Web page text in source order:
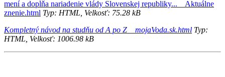
mení a dopĺňa nariadenie vlády Slovenskej republiky... _ Aktuálne
znenie.html Typ: HTML, Velkosť: 75.28 kB
Kompletný návod na studňu od A po Z _ mojaVoda.sk.html Typ:
HTML, Velkosť: 1006.98 kB